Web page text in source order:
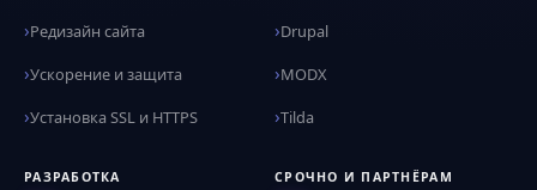
Редизайн сайта
Ускорение и защита
Установка SSL и HTTPS
Drupal
MODX
Tilda
РАЗРАБОТКА СРОЧНО И ПАРТНЁРАМ